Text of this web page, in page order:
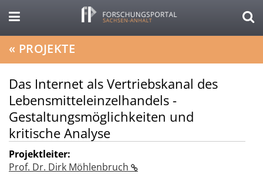
« PROJEKTE
Das Internet als Vertriebskanal des
Lebensmitteleinzelhandels -
Gestaltungsmöglichkeiten und
kritische Analyse
Projektleiter:
Prof. Dr. Dirk Möhlenbruch